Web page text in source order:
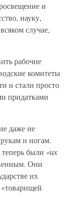
и
науку,
случае,
рабочие
комитеты
и стали просто
придатками
даже не
и ногам.
теперь были «их
Они
их